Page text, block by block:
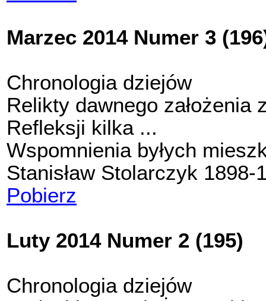
Marzec 2014 Numer 3
Chronologia dziejów
Relikty dawnego założenia
Refleksji kilka ...
Wspomnienia byłych
Stanisław Stolarczyk 1898-
Pobierz
Luty 2014 Numer 2 (195)
Chronologia dziejów